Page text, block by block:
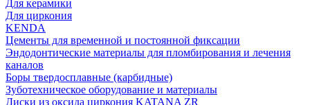
Для керамики
Для циркония
KENDA
Цементы для временной и постоянной фиксации
Эндодонтические материалы для пломбирования и лечения
каналов
Боры твердосплавные (карбидные)
Зуботехническое оборудование и материалы
Диски из оксида циркония KATANA ZR